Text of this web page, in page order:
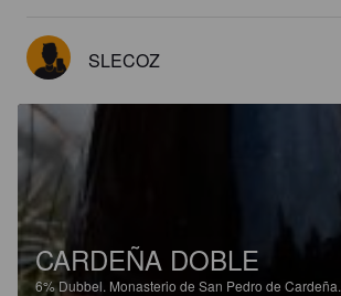
SLECOZ
CARDEÑA DOBLE
6%Dubbel. Monasterio de San Pedro de Cardeña.